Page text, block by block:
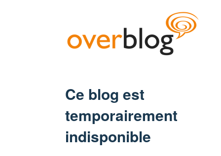
Ce blog est
temporairement
indisponible